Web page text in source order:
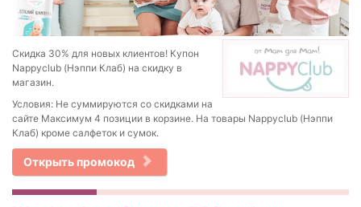
Скидка 30% для новых клиентов! Купон
Nappyclub (Нэппи Клаб) на скидку в
магазин.
Условия: Не суммируются со скидками на
сайте Максимум 4 позиции в корзине. На товары Nappyclub (Нэппи
Клаб) кроме салфеток и сумок.
Открыть промокод